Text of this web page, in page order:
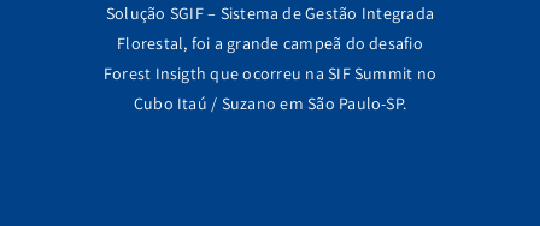
Solução SGIF – Sistema de Gestão Integrada
Florestal, foi a grande campeã do desafio
Forest Insigth que ocorreu na SIF Summit no
Cubo Itaú / Suzano em São Paulo-SP.